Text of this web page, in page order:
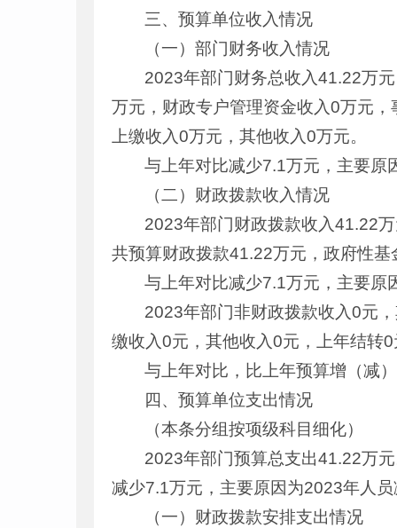
三、预算单位收入情况
（一）部门财务收入情况
2023年部门财务总收入41.22万
万元，财政专户管理资金收入0万元
上缴收入0万元，其他收入0万元。
与上年对比减少7.1万元，主要原
（二）财政拨款收入情况
2023年部门财政拨款收入41.22
共预算财政拨款41.22万元，政府性
与上年对比减少7.1万元，主要原
2023年部门非财政拨款收入0元
缴收入0元，其他收入0元，上年结转
与上年对比，比上年预算增（减
四、预算单位支出情况
（本条分组按项级科目细化）
2023年部门预算总支出41.22万
减少7.1万元，主要原因为2023年人
（一）财政拨款安排支出情况